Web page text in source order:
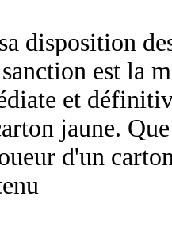
disposition
est la
et
jaune.
d'un